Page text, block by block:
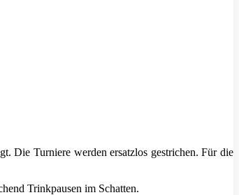
Die Turniere werden ersatzlos gestrichen. Für die
Trinkpausen im Schatten.